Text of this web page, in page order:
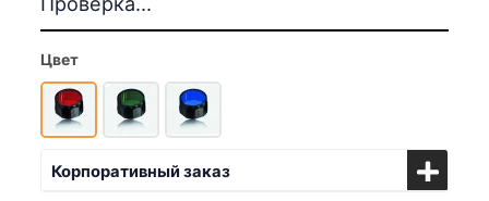
Цвет
Корпоративный заказ